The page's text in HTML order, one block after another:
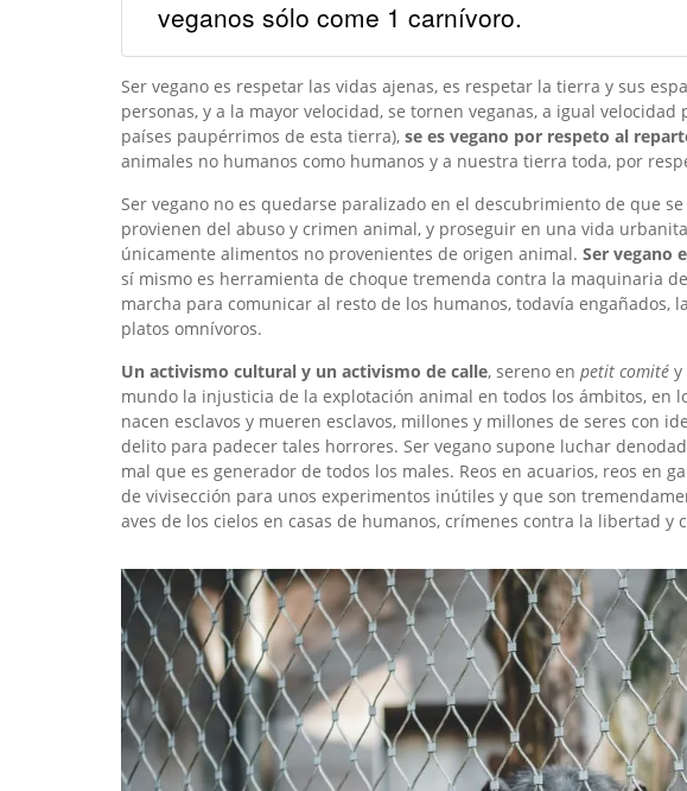
veganos sólo come 1 carnívoro.
Ser vegano es respetar las vidas ajenas, es respetar la tierra y sus
personas, y a la mayor velocidad, se tornen veganas, a igual
países paupérrimos de esta tierra), se es vegano por respeto al
animales no humanos como humanos y a nuestra tierra toda, por
Ser vegano no es quedarse paralizado en el descubrimiento de que
provienen del abuso y crimen animal, y proseguir en una vida
únicamente alimentos no provenientes de origen animal. Ser vegano
sí mismo es herramienta de choque tremenda contra la maquinaria
marcha para comunicar al resto de los humanos, todavía engañados,
platos omnívoros.
Un activismo cultural y un activismo de calle, sereno en petit comité y
mundo la injusticia de la explotación animal en todos los ámbitos, en
nacen esclavos y mueren esclavos, millones y millones de seres con
delito para padecer tales horrores. Ser vegano supone luchar
mal que es generador de todos los males. Reos en acuarios, reos en
de vivisección para unos experimentos inútiles y que son
aves de los cielos en casas de humanos, crímenes contra la libertad y